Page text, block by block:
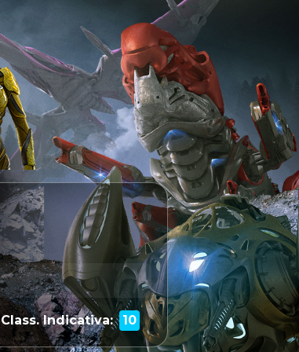
Class. Indicativa: 10